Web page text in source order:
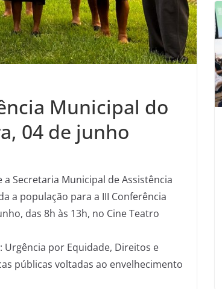
Municipal do
04 de junho
a Secretaria Municipal de Assistência
a população para a III Conferência
das 8h às 13h, no Cine Teatro
por Equidade, Direitos e
públicas voltadas ao envelhecimento